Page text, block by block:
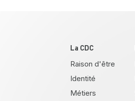
Pied de
La CDC
Raison d'être
Identité
Métiers